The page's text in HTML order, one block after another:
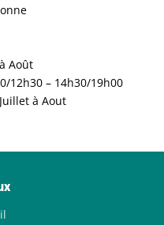
Août
12h30 – 14h30/19h00
à Aout